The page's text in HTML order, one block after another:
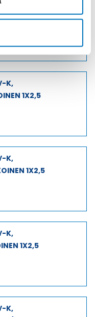
1X2,5
K,
1X2,5
K,
1X2,5
K,
1X2,5
K,